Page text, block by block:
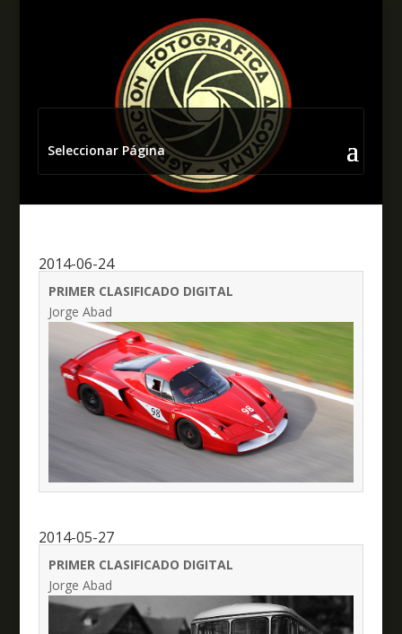
Seleccionar Página
2014-06-24
PRIMER CLASIFICADO DIGITAL
Jorge Abad
2014-05-27
PRIMER CLASIFICADO DIGITAL
Jorge Abad